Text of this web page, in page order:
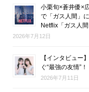
小栗旬×蒼井優×
で「ガス人間」
Netflix「ガス人
2026年7月12日
【インタビュー
ぐ“最強の友情”
2026年7月11日